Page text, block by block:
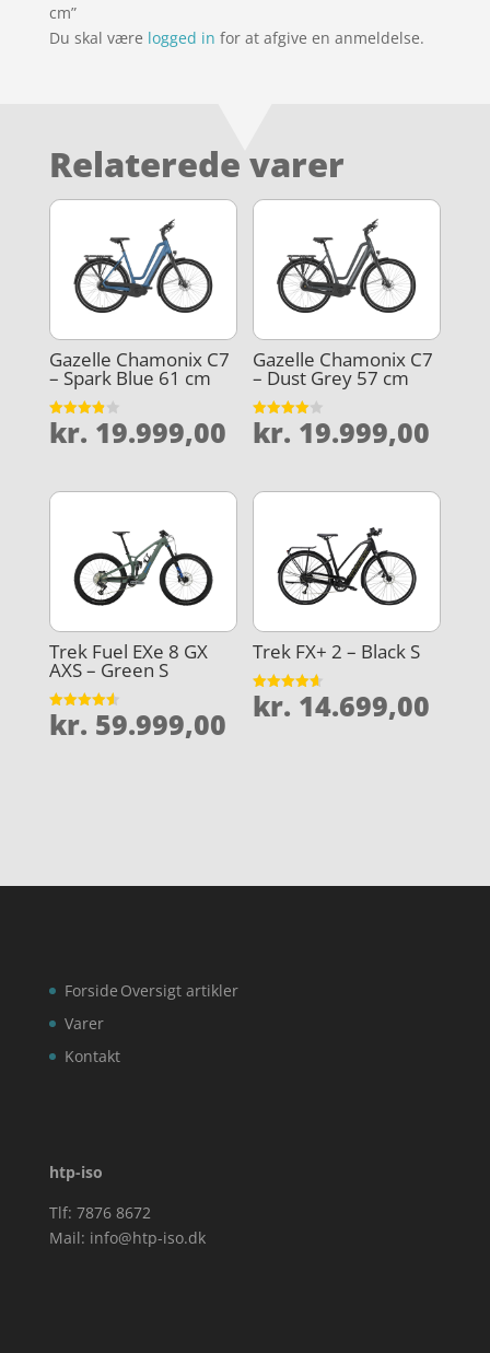
cm”
Du skal være logged in for at afgive en anmeldelse.
Relaterede varer
Gazelle Chamonix C7
– Spark Blue 61 cm
Vurderet
3.9
kr. 19.999,00
Gazelle Chamonix C7
– Dust Grey 57 cm
Vurderet
4
kr. 19.999,00
Trek Fuel EXe 8 GX
AXS – Green S
Vurderet
4.6
kr. 59.999,00
Trek FX+ 2 – Black S
Vurderet
4.6
kr. 14.699,00
Forside
Varer
Kontakt
Oversigt artikler
htp-iso
Tlf: 7876 8672
Mail: info@htp-iso.dk